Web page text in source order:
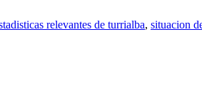
relevantes de turrialba, situacion